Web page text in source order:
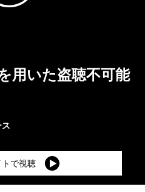
用いた盗聴不可能
トで視聴